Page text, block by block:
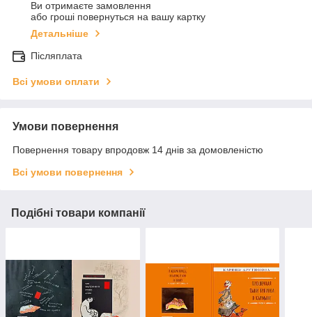
Ви отримаєте замовлення
або гроші повернуться на вашу картку
Детальніше
Післяплата
Всі умови оплати
Умови повернення
Повернення товару впродовж 14 днів за домовленістю
Всі умови повернення
Подібні товари компанії